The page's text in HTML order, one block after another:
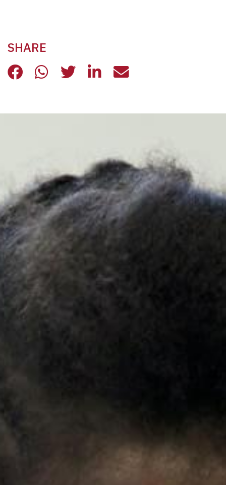
SHARE
BAMBINI A TEATRO CON DITTA
BAMBINI A TEATRO CON
BAMBINI A TEATRO CON
BAMBINI A TEATRO
BAMBINI A